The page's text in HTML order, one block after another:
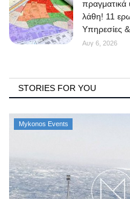
πραγματικά
λάθη! 11
Υπηρεσίες
Αυγ 6, 2026
STORIES FOR YOU
Mykonos Events